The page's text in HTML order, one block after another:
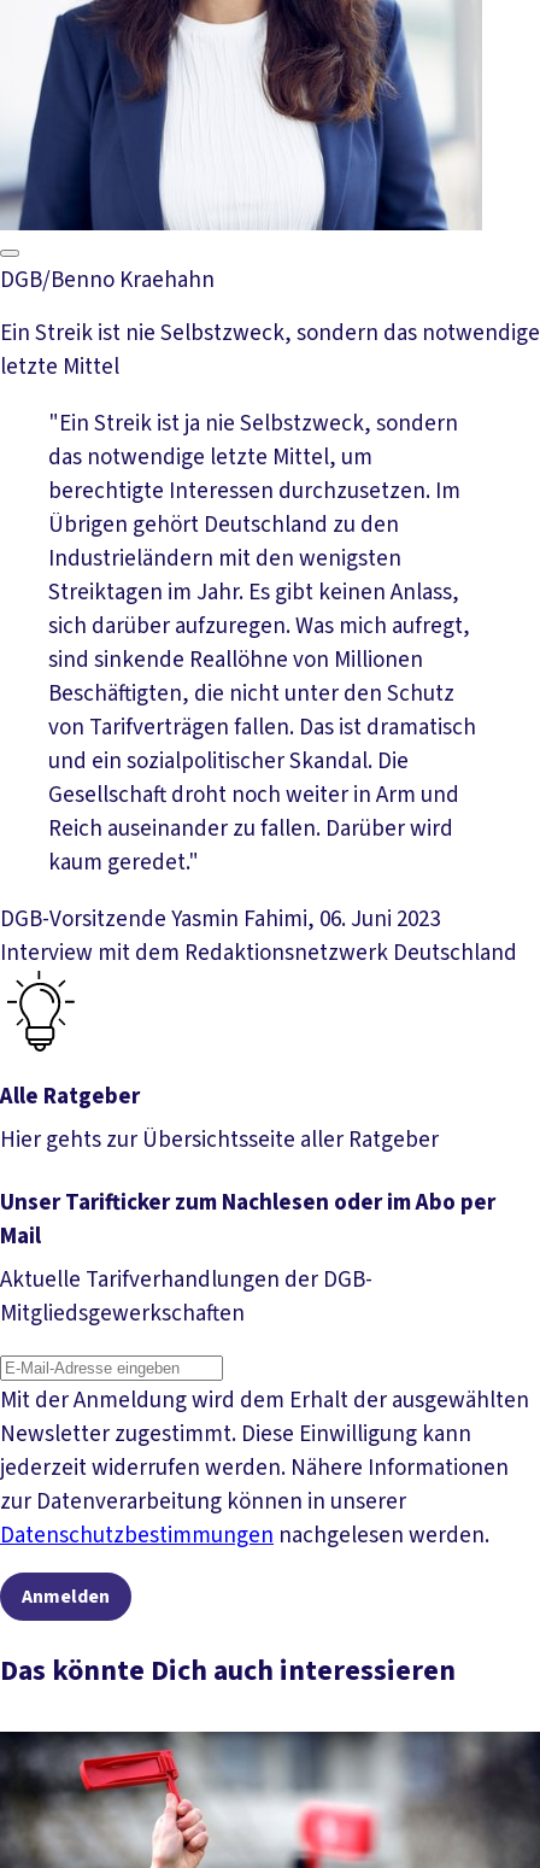
DGB/Benno Kraehahn
Ein Streik ist nie Selbstzweck, sondern das notwendige
letzte Mittel
"Ein Streik ist ja nie Selbstzweck, sondern
das notwendige letzte Mittel, um
berechtigte Interessen durchzusetzen. Im
Übrigen gehört Deutschland zu den
Industrieländern mit den wenigsten
Streiktagen im Jahr. Es gibt keinen Anlass,
sich darüber aufzuregen. Was mich aufregt,
sind sinkende Reallöhne von Millionen
Beschäftigten, die nicht unter den Schutz
von Tarifverträgen fallen. Das ist dramatisch
und ein sozialpolitischer Skandal. Die
Gesellschaft droht noch weiter in Arm und
Reich auseinander zu fallen. Darüber wird
kaum geredet."
DGB-Vorsitzende Yasmin Fahimi, 06. Juni 2023
Interview mit dem Redaktionsnetzwerk Deutschland
Alle Ratgeber
Hier gehts zur Übersichtsseite aller Ratgeber
Alle Ratgeber
Unser Tarifticker zum Nachlesen oder im Abo per
Mail
Aktuelle Tarifverhandlungen der DGB-
Mitgliedsgewerkschaften
Mit der Anmeldung wird dem Erhalt der ausgewählten
Newsletter zugestimmt. Diese Einwilligung kann
jederzeit widerrufen werden. Nähere Informationen
zur Datenverarbeitung können in unserer
Datenschutzbestimmungen nachgelesen werden.
Anmelden
Das könnte Dich auch interessieren